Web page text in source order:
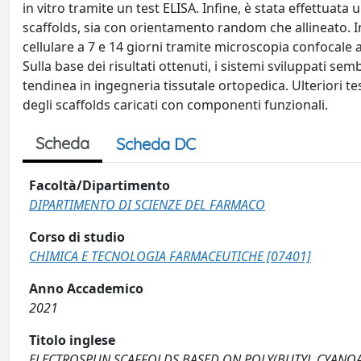
in vitro tramite un test ELISA. Infine, è stata
scaffolds, sia con orientamento random che allineato.
cellulare a 7 e 14 giorni tramite microscopia confocale
Sulla base dei risultati ottenuti, i sistemi sviluppati
tendinea in ingegneria tissutale ortopedica. Ulteriori
degli scaffolds caricati con componenti funzionali.
Scheda Scheda DC
Facoltà/Dipartimento
DIPARTIMENTO DI SCIENZE DEL FARMACO
Corso di studio
CHIMICA E TECNOLOGIA FARMACEUTICHE [07401]
Anno Accademico
2021
Titolo inglese